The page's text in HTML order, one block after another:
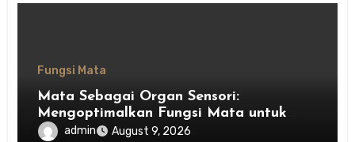
Fungsi Mata
Mata Sebagai Organ Sensori:
Mengoptimalkan Fungsi Mata untuk
Kesehatan Optimal
admin August 9, 2026